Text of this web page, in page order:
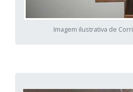
Imagem ilustrativa de